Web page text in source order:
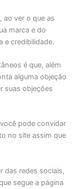
ao ver o que as
marca e do
e credibilidade.
é que, além
alguma objeção
suas objeções
pode convidar
no site assim que
das redes sociais,
segue a página